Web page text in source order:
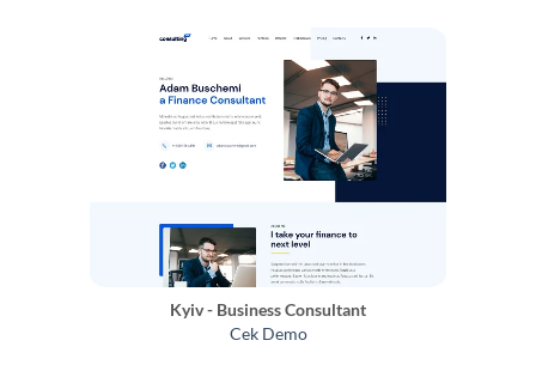
Kyiv - Business Consultant
Cek Demo